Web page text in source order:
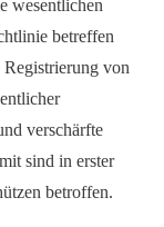
wesentlichen
betreffen
von
verschärfte
sind in erster
betroffen.